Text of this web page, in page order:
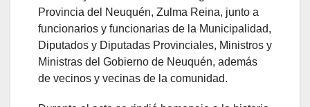
Provincia del Neuquén, Zulma Reina, junto a
funcionarios y funcionarias de la Municipalidad,
Diputados y Diputadas Provinciales, Ministros y
Ministras del Gobierno de Neuquén, además
de vecinos y vecinas de la comunidad.